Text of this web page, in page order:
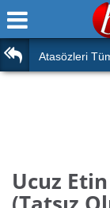
Ana Sayfa
Türk Tarihi & Kültürü
Atasözleri
Ucuz